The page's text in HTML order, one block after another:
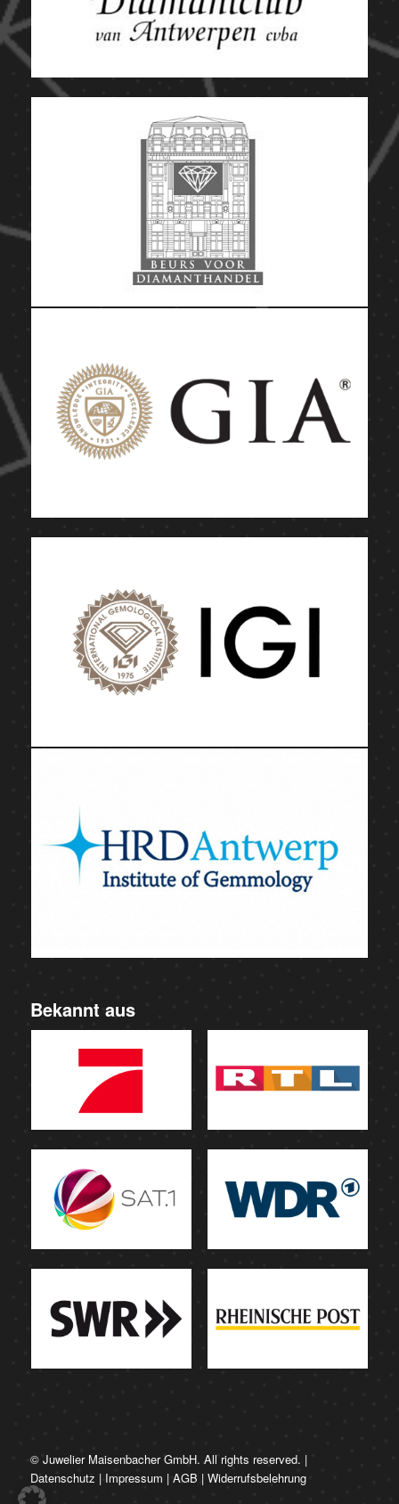
Bekannt aus
© Juwelier Maisenbacher GmbH. All rights reserved. |
Datenschutz | Impressum | AGB | Widerrufsbelehrung